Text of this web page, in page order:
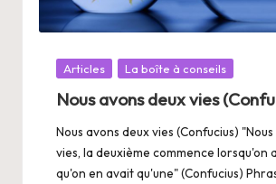
Posté
Articles La boîte à conseils
Nous avons deux vies
Nous avons deux vies (Confucius)
vies, la deuxième commence lorsqu'on
qu'on en avait qu'une" (Confucius)